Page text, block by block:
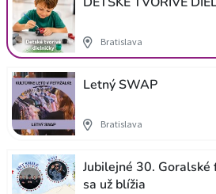
Bratislava
Letný SWAP
Bratislava
Jubilejné 30.
sa už blížia